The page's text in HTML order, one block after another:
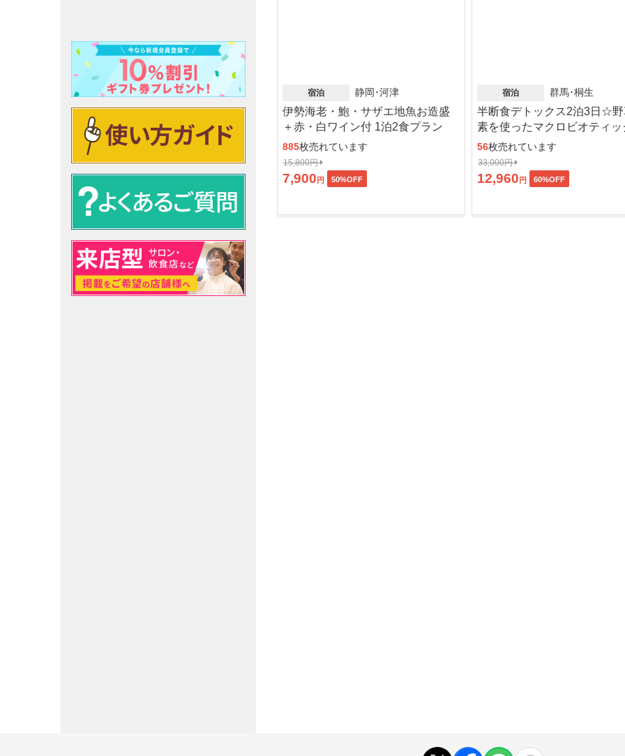
宿泊 静岡･河津
伊勢海老・鮑・サザエ地魚お造盛
＋赤・白ワイン付 1泊2食プラン
885枚売れています
15,800円
7,900 円 50%OFF
宿泊 群馬･桐生
半断食デトックス2泊3日☆
素を使ったマクロビオティッ
56枚売れています
33,000円
12,960 円 60%OFF